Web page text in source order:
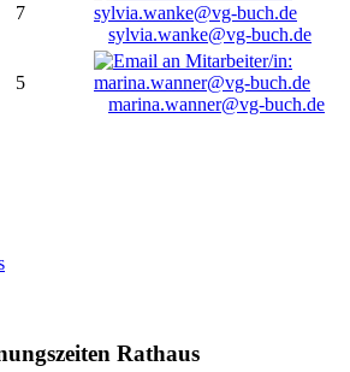
7
sylvia.wanke@vg-buch.de
5
marina.wanner@vg-buch.de
Rathaus